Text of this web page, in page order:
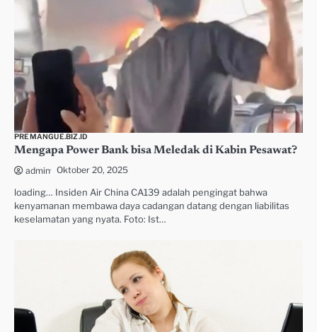
PREMANGUE.BIZ.ID
Mengapa Power Bank bisa Meledak di Kabin Pesawat?
admin Oktober 20, 2025
loading… Insiden Air China CA139 adalah pengingat bahwa
kenyamanan membawa daya cadangan datang dengan liabilitas
keselamatan yang nyata. Foto: Ist…